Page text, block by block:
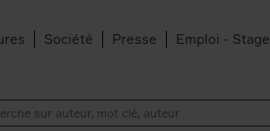
Société Presse Emploi - Stage